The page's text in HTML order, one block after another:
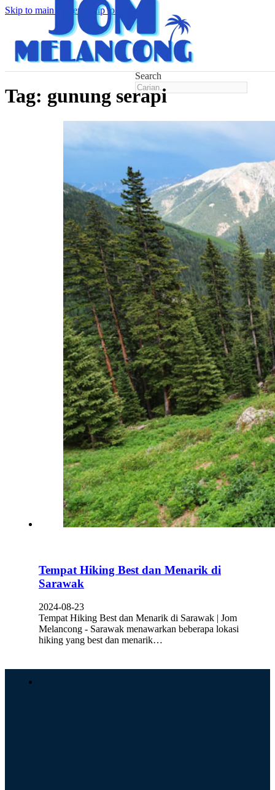
Skip to main content Skip to footer
Search
Tag: gunung serapi
Tempat Hiking Best dan Menarik di
Sarawak
2024-08-23
Tempat Hiking Best dan Menarik di Sarawak | Jom
Melancong - Sarawak menawarkan beberapa lokasi
hiking yang best dan menarik…